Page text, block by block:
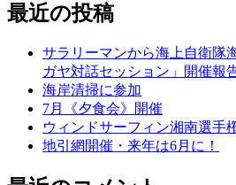
最近の投稿
サラリーマンから海上自衛隊
ガヤ対話セッション」開催報
海岸清掃に参加
7月《夕食会》開催
ウィンドサーフィン湘南選手
地引網開催・来年は6月に！